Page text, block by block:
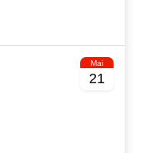
Mai
21